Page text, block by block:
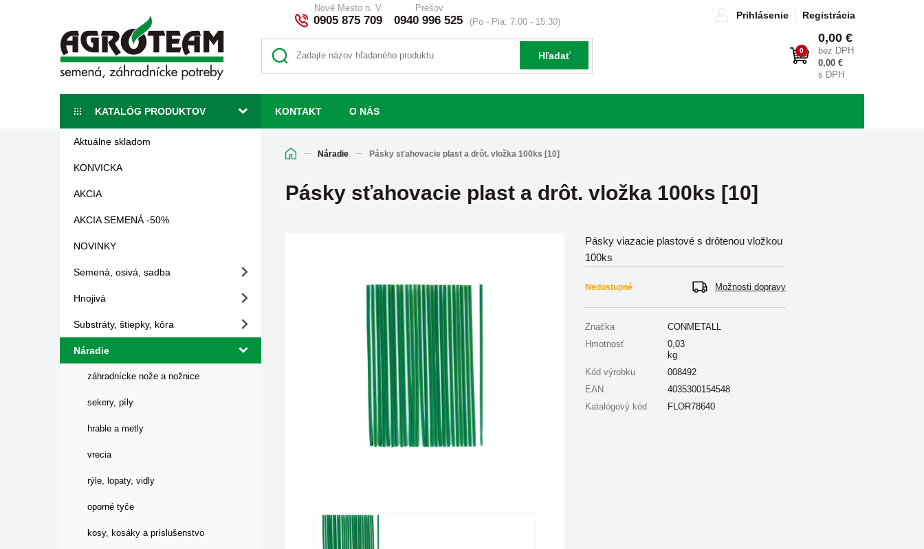
Nové Mesto n. V.
0905 875 709
Prešov
0940 996 525 (Po - Pia: 7:00 - 15:30)
Prihlásenie Registrácia
Hľadať 0
0,00 €
bez DPH
0,00 €
s DPH
KONTAKT O NÁS
KATALÓG PRODUKTOV
Aktuálne skladom
KONVICKA
AKCIA
AKCIA SEMENÁ -50%
NOVINKY
Semená, osivá, sadba
Hnojivá
Substráty, štiepky, kôra
Náradie
záhradnícke nože a nožnice
sekery, píly
hrable a metly
vrecia
rýle, lopaty, vidly
oporné tyče
kosy, kosáky a príslušenstvo
Náradie Pásky sťahovacie plast a drôt. vložka 100ks [10]
Pásky sťahovacie plast a drôt. vložka 100ks [10]
Pásky viazacie plastové s drôtenou vložkou
100ks
Nedostupné Možnosti dopravy
Značka
CONMETALL
Hmotnosť
0,03
kg
Kód výrobku
008492
EAN
4035300154548
Katalógový kód
FLOR78640